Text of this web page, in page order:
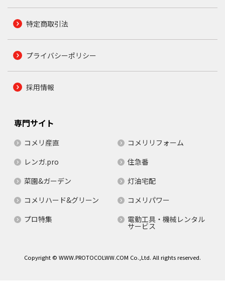
特定商取引法
プライバシーポリシー
採用情報
専門サイト
コメリ産直
コメリリフォーム
レンガ.pro
住急番
菜園&ガーデン
灯油宅配
コメリハード&グリーン
コメリパワー
プロ特集
電動工具・機械レンタル
サービス
Copyright © WWW.PROTOCOLWW.COM Co.,Ltd. All rights reserved.